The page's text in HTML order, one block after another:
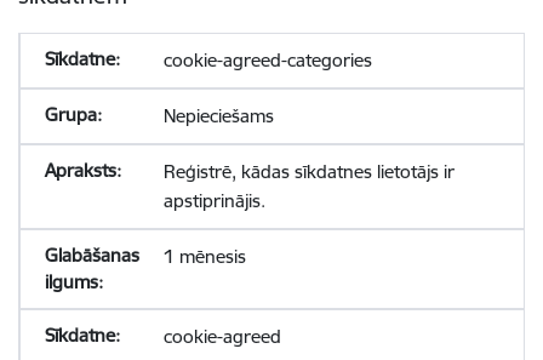
cookie-agreed-categories
Nepieciešams
Reģistrē, kādas sīkdatnes lietotājs ir
apstiprinājis.
1 mēnesis
cookie-agreed